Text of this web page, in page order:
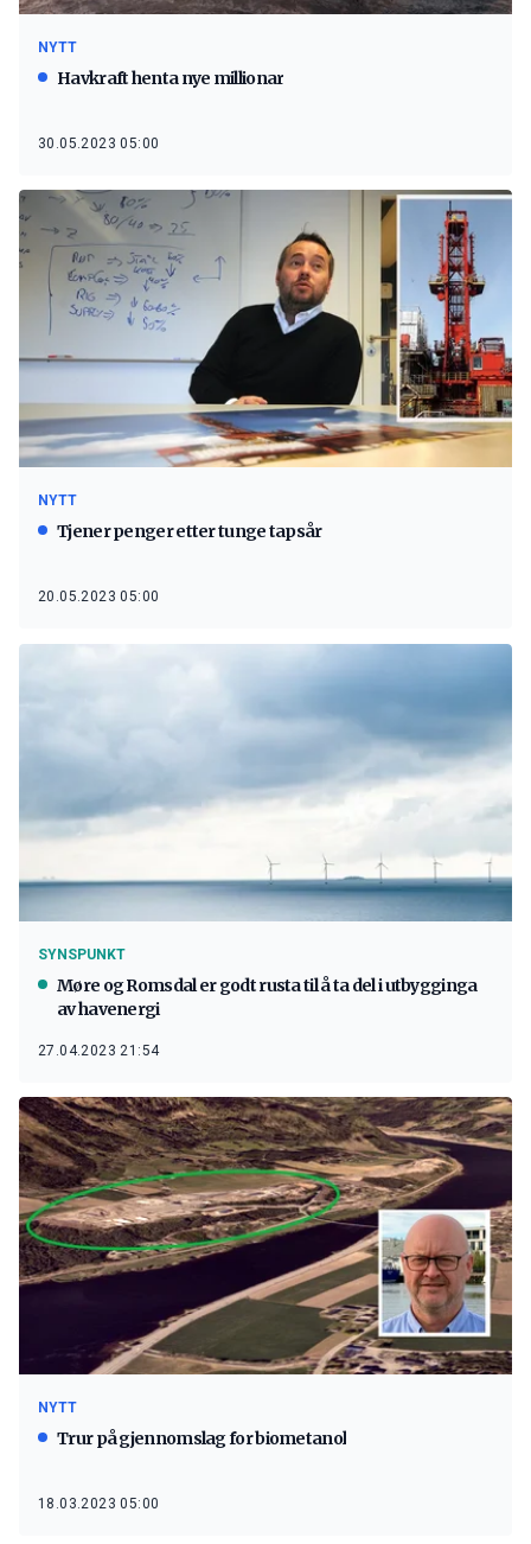
NYTT
Havkraft henta nye millionar
30.05.2023 05:00
NYTT
Tjener penger etter tunge tapsår
20.05.2023 05:00
SYNSPUNKT
Møre og Romsdal er godt rusta til å ta del i utbygginga
av havenergi
27.04.2023 21:54
NYTT
Trur på gjennomslag for biometanol
18.03.2023 05:00